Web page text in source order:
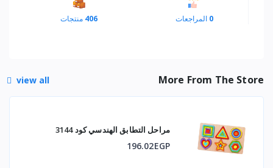
0 المراجعات 406 منتجات
More From The Store
view all
مراحل التطابق الهندسي كود 3144
196.02EGP